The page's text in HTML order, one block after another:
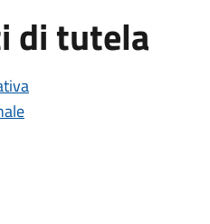
di tutela